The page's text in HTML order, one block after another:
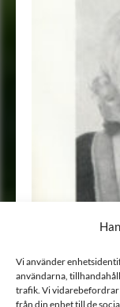
Vi använder
användarna,
trafik. Vi
från din enhet till de